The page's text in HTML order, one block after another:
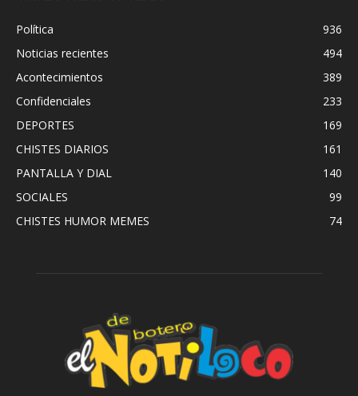
Política
936
Noticias recientes
494
Acontecimientos
389
Confidenciales
233
DEPORTES
169
CHISTES DIARIOS
161
PANTALLA Y DIAL
140
SOCIALES
99
CHISTES HUMOR MEMES
74